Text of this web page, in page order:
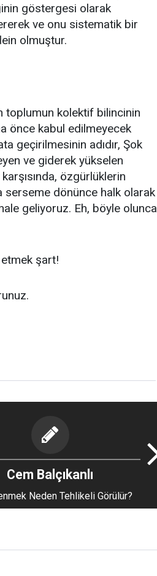
göstergesi olarak
ve onu sistematik bir
olmuştur.
toplumun kolektif bilincinin
önce kabul edilmeyecek
geçirilmesinin adıdır, Şok
ve giderek yükselen
özgürlüklerin
serseme dönünce halk olarak
geliyoruz. Eh, böyle olunca
şart!
Cem Balçıkanlı
Neden Tehlikeli Görülür?